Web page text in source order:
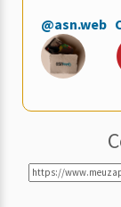
@asn.web